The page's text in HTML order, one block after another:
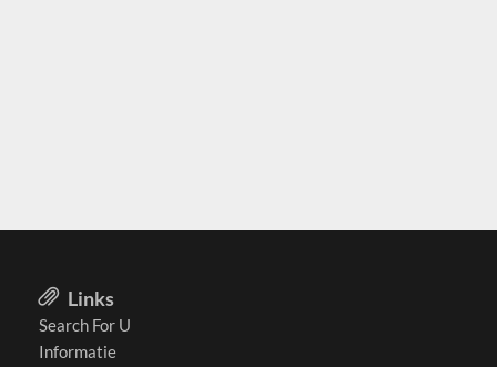
Links
Search For U
Informatie